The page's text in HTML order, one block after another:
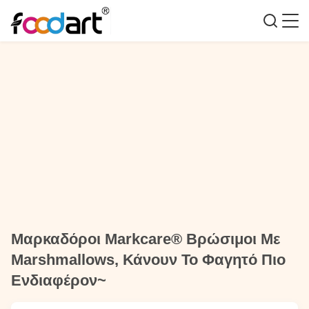
Μαρκαδόροι Markcare® Βρώσιμοι Με
Marshmallows, Κάνουν Το Φαγητό Πιο
Ενδιαφέρον~